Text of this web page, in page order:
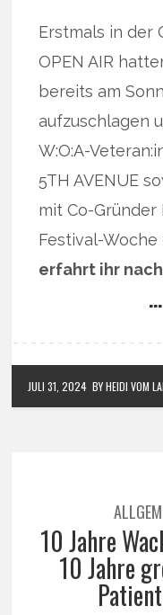
Erstmals in der
OPEN AIR
bereits am
aufzuschlagen
W:O:A-
5TH AVENUE
mit Co-
Festival-Woche
erfahrt ihr
JULI 31, 2024 BY HEIDI VOM
10 Jahre
10 Jahre